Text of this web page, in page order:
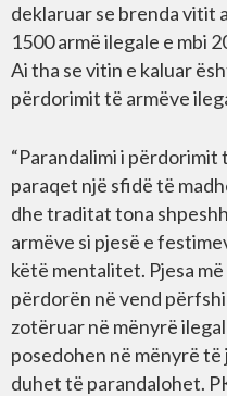
deklaruar se brenda vitit
1500 armë ilegale e mbi
Ai tha se vitin e kaluar
përdorimit të armëve
“Parandalimi i
paraqet një sfidë të
dhe traditat tona
armëve si pjesë e
këtë mentalitet. Pjesa
përdorën në vend
zotëruar në mënyrë
posedohen në mënyrë
duhet të parandalohet.